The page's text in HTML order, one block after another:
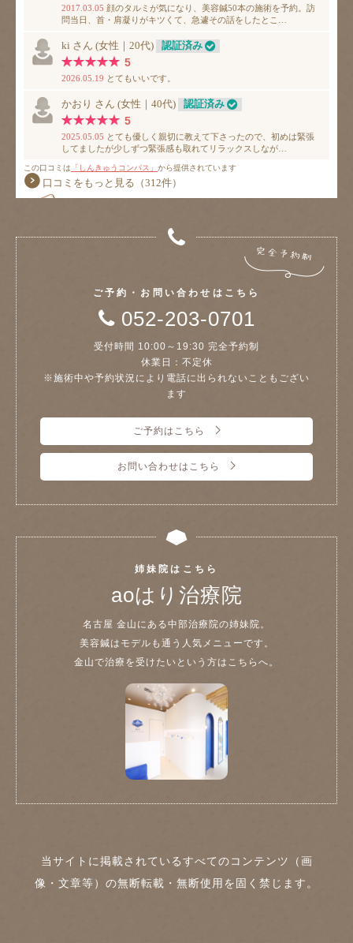
ご予約・お問い合わせはこちら
052-203-0701
受付時間 10:00～19:30 完全予約制
休業日：不定休
※施術中や予約状況により電話に出られないこともござい
ます
ご予約はこちら
お問い合わせはこちら
姉妹院はこちら
aoはり治療院
名古屋 金山にある中部治療院の姉妹院。
美容鍼はモデルも通う人気メニューです。
金山で治療を受けたいという方はこちらへ。
当サイトに掲載されているすべてのコンテンツ（画
像・文章等）の無断転載・無断使用を固く禁じます。